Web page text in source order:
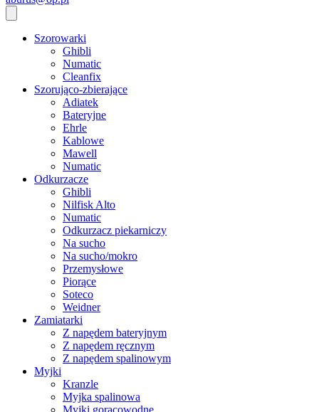
Szorowarki
Ghibli
Numatic
Cleanfix
Szorująco-zbierające
Adiatek
Bateryjne
Ehrle
Kablowe
Mawell
Numatic
Odkurzacze
Ghibli
Nilfisk Alto
Numatic
Odkurzacz piekarniczy
Na sucho
Na sucho/mokro
Przemysłowe
Piorące
Soteco
Weidner
Zamiatarki
Z napędem bateryjnym
Z napędem ręcznym
Z napędem spalinowym
Myjki
Kranzle
Myjka spalinowa
Myjki gorącowodne